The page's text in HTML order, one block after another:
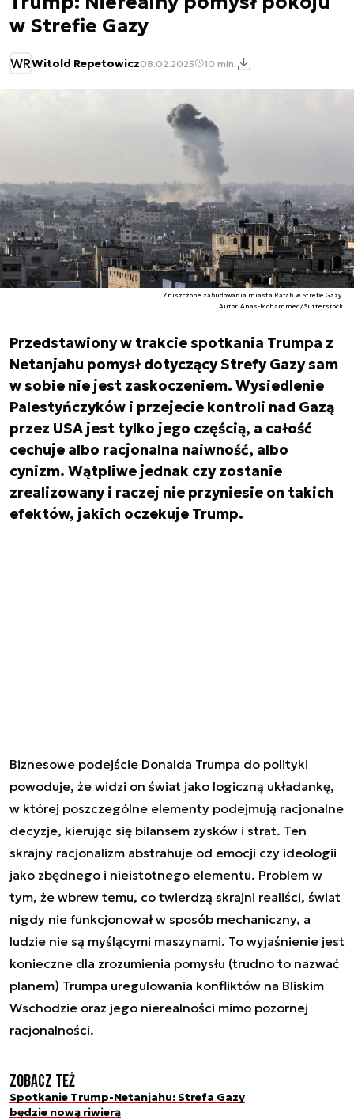
w Strefie Gazy
WRWitold Repetowicz08.02.2025 10 min.
Zniszczone zabudowania miasta Rafah w Strefie Gazy.
Autor. Anas-Mohammed/Sutterstock
Przedstawiony w trakcie spotkania Trumpa z
Netanjahu pomysł dotyczący Strefy Gazy sam
w sobie nie jest zaskoczeniem. Wysiedlenie
Palestyńczyków i przejecie kontroli nad Gazą
przez USA jest tylko jego częścią, a całość
cechuje albo racjonalna naiwność, albo
cynizm. Wątpliwe jednak czy zostanie
zrealizowany i raczej nie przyniesie on takich
efektów, jakich oczekuje Trump.
Biznesowe podejście Donalda Trumpa do polityki
powoduje, że widzi on świat jako logiczną układankę,
w której poszczególne elementy podejmują racjonalne
decyzje, kierując się bilansem zysków i strat. Ten
skrajny racjonalizm abstrahuje od emocji czy ideologii
jako zbędnego i nieistotnego elementu. Problem w
tym, że wbrew temu, co twierdzą skrajni realiści, świat
nigdy nie funkcjonował w sposób mechaniczny, a
ludzie nie są myślącymi maszynami. To wyjaśnienie jest
konieczne dla zrozumienia pomysłu (trudno to nazwać
planem) Trumpa uregulowania konfliktów na Bliskim
Wschodzie oraz jego nierealności mimo pozornej
racjonalności.
Zobacz też
Spotkanie Trump-Netanjahu: Strefa Gazy
będzie nową riwierą